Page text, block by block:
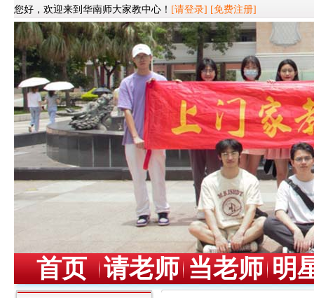
您好，欢迎来到华南师大家教中心！ [请登录] [免费注册]
首页 请老师 当老师 明